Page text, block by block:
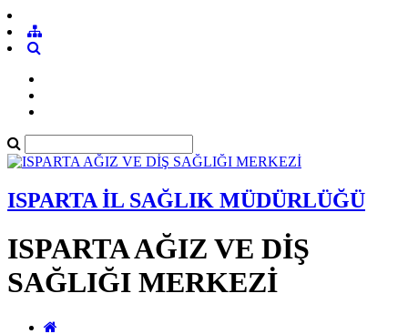
ISPARTA İL SAĞLIK MÜDÜRLÜĞÜ
ISPARTA AĞIZ VE DİŞ
SAĞLIĞI MERKEZİ